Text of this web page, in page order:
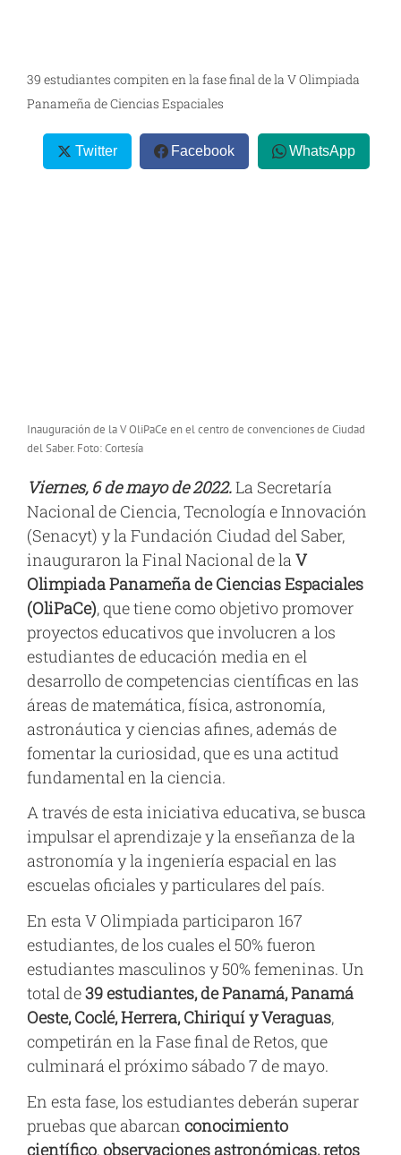
39 estudiantes compiten en la fase final de la V Olimpiada
Panameña de Ciencias Espaciales
Twitter Facebook WhatsApp
Inauguración de la V OliPaCe en el centro de convenciones de Ciudad
del Saber. Foto: Cortesía
Viernes, 6 de mayo de 2022.La Secretaría
Nacional de Ciencia, Tecnología e Innovación
(Senacyt) y la Fundación Ciudad del Saber,
inauguraron la Final Nacional de la V
Olimpiada Panameña de Ciencias Espaciales
(OliPaCe), que tiene como objetivo promover
proyectos educativos que involucren a los
estudiantes de educación media en el
desarrollo de competencias científicas en las
áreas de matemática, física, astronomía,
astronáutica y ciencias afines, además de
fomentar la curiosidad, que es una actitud
fundamental en la ciencia.
A través de esta iniciativa educativa, se busca
impulsar el aprendizaje y la enseñanza de la
astronomía y la ingeniería espacial en las
escuelas oficiales y particulares del país.
En esta V Olimpiada participaron 167
estudiantes, de los cuales el 50% fueron
estudiantes masculinos y 50% femeninas. Un
total de39 estudiantes, de Panamá, Panamá
Oeste, Coclé, Herrera, Chiriquí y Veraguas,
competirán en la Fase final de Retos, que
culminará el próximo sábado 7 de mayo.
En esta fase, los estudiantes deberán superar
pruebas que abarcan conocimiento
científico,observaciones astronómicas, retos